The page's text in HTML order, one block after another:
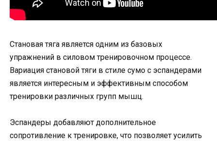
Становая тяга является одним из базовых
упражнений в силовом тренировочном процессе.
Вариация становой тяги в стиле сумо с эспандерами
является интересным и эффективным способом
тренировки различных групп мышц.
Эспандеры добавляют дополнительное
сопротивление к тренировке, что позволяет усилить